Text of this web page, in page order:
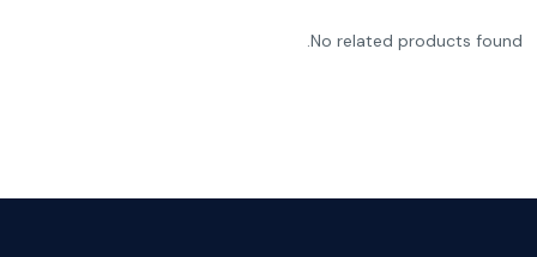
No related products found.